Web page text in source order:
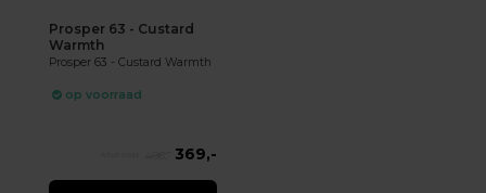
Prosper 63 - Custard
Warmth
Prosper 63 - Custard Warmth
op voorraad
369,-